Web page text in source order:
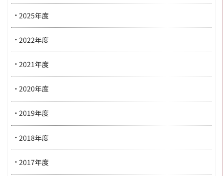
2025年度
2022年度
2021年度
2020年度
2019年度
2018年度
2017年度